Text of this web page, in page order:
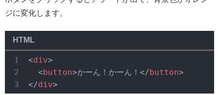
ジに変化します。
HTML
<div>
<button>かーん！かーん！ </button>
</div>